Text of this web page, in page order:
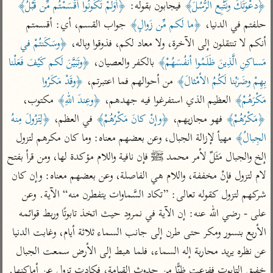
تفسير السمرقندي
تفسير الثعلبي
تفسير أبي السعود
الكشاف للزمخشري
الدر المنثور
تفسير ابن أبي حاتم
تفسير مقاتل
تفسير قتادة
اشترك لتصلك أخبار مشاريعنا
اشترك
راسلنا •تليجرام •تويتر
تعليمات• عن الباحث القرآني
﴿دعْوَتَكَ ونَتَّبِع الرُّسُلَ﴾ فيجابون بقوله: ﴿أوَلَمْ تَكُونُوا أقْسَمْتُم مِّن قَبْلُ﴾
حلفتم في الدنيا، ﴿ما لَكم مِّن زَوالٍ﴾
أنكم لا تنتقلون إلى الآخرة، ولا معاد لكم، فذوقوا وباله،
مَساكِنِ الَّذِينَ ظَلَمُوا أنفُسَهُمْ﴾ بالكفر والعصيان،
بِهِمْ وضَرَبْنا لَكُمُ الأمْثالَ﴾ من أحوالهم فما اعتبرتم،
مَكْرَهُمْ﴾ العظيم الذي استفرغوا فيه جهدهم، ﴿وعِندَ اللهِ﴾ مكتوب،
﴿مَكْرُهُمْ﴾ فهو مجازيهم، ﴿وإنْ كانَ مَكْرُهُمْ﴾ في العظم،
الجِبالُ﴾